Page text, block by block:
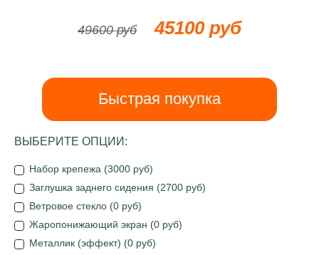
49600 руб 45100 руб
Быстрая покупка
ВЫБЕРИТЕ ОПЦИИ:
Набор крепежа (3000 руб)
Заглушка заднего сидения (2700 руб)
Ветровое стекло (0 руб)
Жаропонижающий экран (0 руб)
Металлик (эффект) (0 руб)